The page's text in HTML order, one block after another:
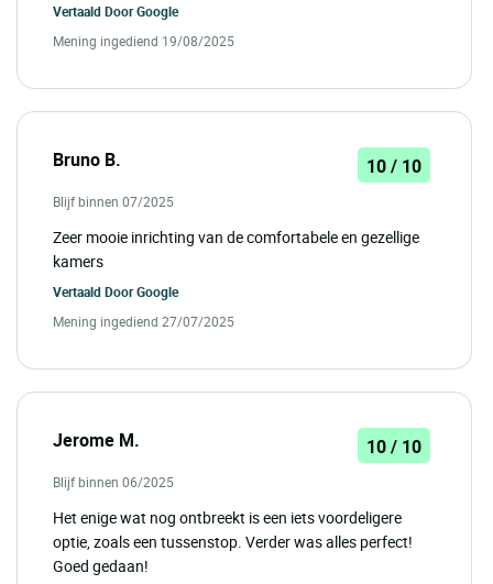
Vertaald DoorGoogle
Mening ingediend 19/08/2025
Bruno B. 10 / 10
Blijf binnen 07/2025
Zeer mooie inrichting van de comfortabele en gezellige
kamers
Vertaald DoorGoogle
Mening ingediend 27/07/2025
Jerome M. 10 / 10
Blijf binnen 06/2025
Het enige wat nog ontbreekt is een iets voordeligere
optie, zoals een tussenstop. Verder was alles perfect!
Goed gedaan!